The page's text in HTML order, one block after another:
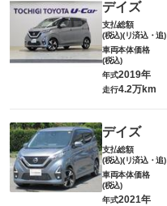
デイズ
支払総額
(税込)(リ済込・追)
車両本体価格
(税込)
年式2019年
走行4.2万km
デイズ
支払総額
(税込)(リ済込・追)
車両本体価格
(税込)
年式2021年